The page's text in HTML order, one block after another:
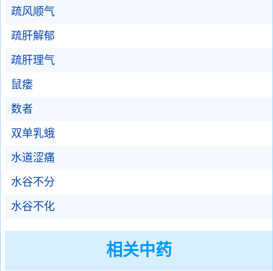
疏风顺气
疏肝解郁
疏肝理气
鼠瘘
数者
双单乳蛾
水道涩痛
水谷不分
水谷不化
相关中药